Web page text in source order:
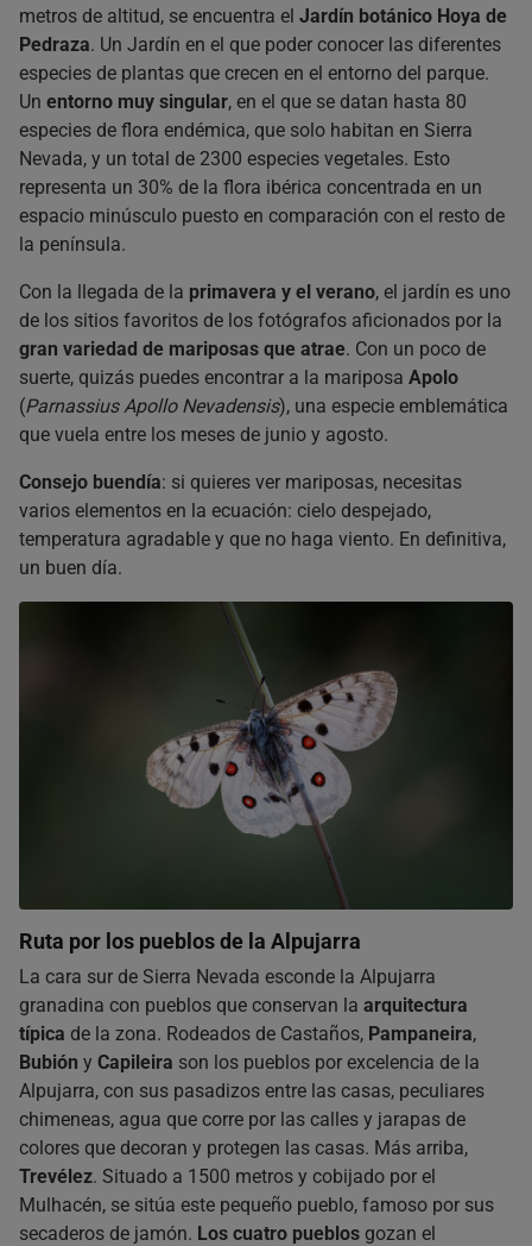
metros de altitud, se encuentra el Jardín botánico Hoya de
Pedraza. Un Jardín en el que poder conocer las diferentes
especies de plantas que crecen en el entorno del parque.
Un entorno muy singular, en el que se datan hasta 80
especies de flora endémica, que solo habitan en Sierra
Nevada, y un total de 2300 especies vegetales. Esto
representa un 30% de la flora ibérica concentrada en un
espacio minúsculo puesto en comparación con el resto de
la península.
Con la llegada de la primavera y el verano, el jardín es uno
de los sitios favoritos de los fotógrafos aficionados por la
gran variedad de mariposas que atrae. Con un poco de
suerte, quizás puedes encontrar a la mariposa Apolo
(Parnassius Apollo Nevadensis), una especie emblemática
que vuela entre los meses de junio y agosto.
Consejo buendía: si quieres ver mariposas, necesitas
varios elementos en la ecuación: cielo despejado,
temperatura agradable y que no haga viento. En definitiva,
un buen día.
Ruta por los pueblos de la Alpujarra
La cara sur de Sierra Nevada esconde la Alpujarra
granadina con pueblos que conservan la arquitectura
típica de la zona. Rodeados de Castaños, Pampaneira,
Bubión y Capileira son los pueblos por excelencia de la
Alpujarra, con sus pasadizos entre las casas, peculiares
chimeneas, agua que corre por las calles y jarapas de
colores que decoran y protegen las casas. Más arriba,
Trevélez. Situado a 1500 metros y cobijado por el
Mulhacén, se sitúa este pequeño pueblo, famoso por sus
secaderos de jamón. Los cuatro pueblos gozan el